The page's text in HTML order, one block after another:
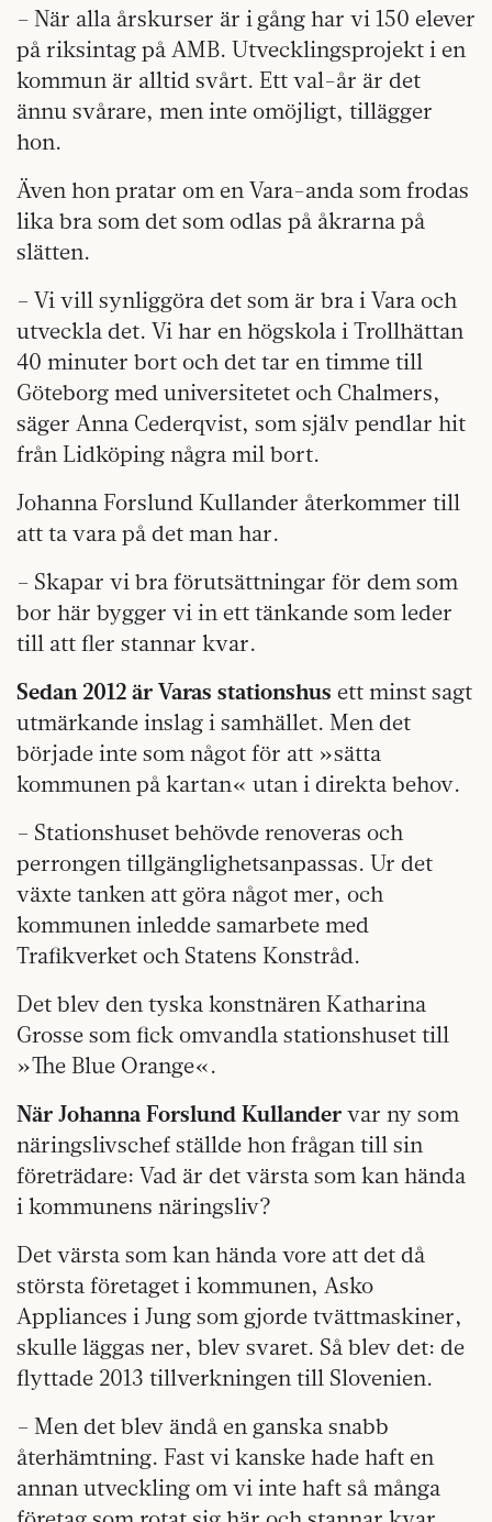
– När alla årskurser är i gång har vi 150 elever
på riksintag på AMB. Utvecklingsprojekt i en
kommun är alltid svårt. Ett val-år är det
ännu svårare, men inte omöjligt, tillägger
hon.
Även hon pratar om en Vara-anda som frodas
lika bra som det som odlas på åkrarna på
slätten.
– Vi vill synliggöra det som är bra i Vara och
utveckla det. Vi har en högskola i Trollhättan
40 minuter bort och det tar en timme till
Göteborg med universitetet och Chalmers,
säger Anna Cederqvist, som själv pendlar hit
från Lidköping några mil bort.
Johanna Forslund Kullander återkommer till
att ta vara på det man har.
– Skapar vi bra förutsättningar för dem som
bor här bygger vi in ett tänkande som leder
till att fler stannar kvar.
Sedan 2012 är Varas stationshus ett minst sagt
utmärkande inslag i samhället. Men det
började inte som något för att »sätta
kommunen på kartan« utan i direkta behov.
– Stationshuset behövde renoveras och
perrongen tillgänglighetsanpassas. Ur det
växte tanken att göra något mer, och
kommunen inledde samarbete med
Trafikverket och Statens Konstråd.
Det blev den tyska konstnären Katharina
Grosse som fick omvandla stationshuset till
»The Blue Orange«.
När Johanna Forslund Kullander var ny som
näringslivschef ställde hon frågan till sin
företrädare: Vad är det värsta som kan hända
i kommunens näringsliv?
Det värsta som kan hända vore att det då
största företaget i kommunen, Asko
Appliances i Jung som gjorde tvättmaskiner,
skulle läggas ner, blev svaret. Så blev det: de
flyttade 2013 tillverkningen till Slovenien.
– Men det blev ändå en ganska snabb
återhämtning. Fast vi kanske hade haft en
annan utveckling om vi inte haft så många